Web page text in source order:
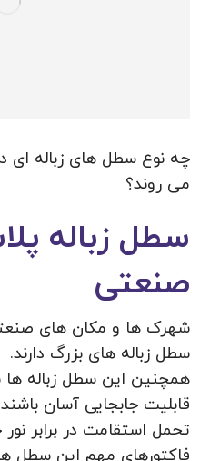
چه نوع سطل های زباله ای
می روند؟
سطل زباله
صنعتی
شهرک ها و مکان های
سطل زباله های بزرگ دارند.
همچنین این سطل زباله ها
قابلیت جابجایی آسان
تحمل استقامت در برابر نور
فاکتورهای مهم این سطل